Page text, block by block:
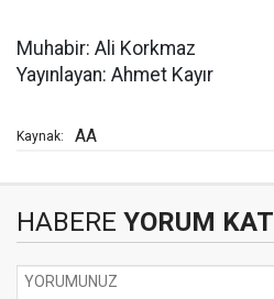
Muhabir: Ali Korkmaz
Yayınlayan: Ahmet Kayır
Kaynak: AA
HABERE YORUM KAT